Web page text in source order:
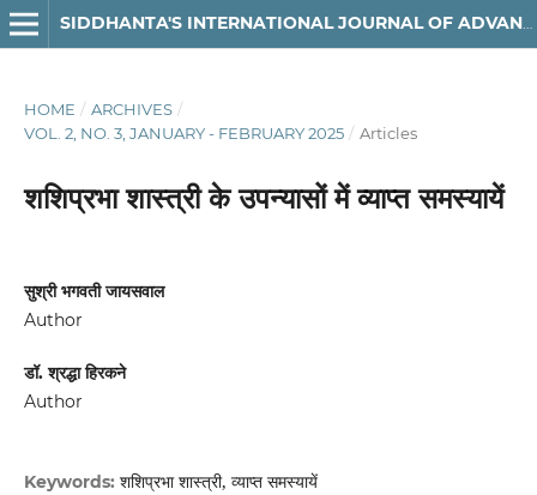
SIDDHANTA'S INTERNATIONAL JOURNAL OF ADVANCED RESEARCH IN ARTS & HUMANITIES
HOME / ARCHIVES /
VOL. 2, NO. 3, JANUARY - FEBRUARY 2025 / Articles
शशिप्रभा शास्त्री के उपन्यासों में व्याप्त समस्यायें
सुश्री भगवती जायसवाल
Author
डॉ. श्रद्धा हिरकने
Author
Keywords: शशिप्रभा शास्त्री, व्याप्त समस्यायें